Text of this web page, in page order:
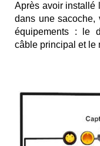
Après avoir installé
dans une sacoche,
équipements : le
câble principal et le